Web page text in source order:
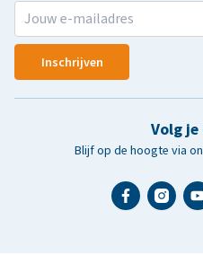
Inschrijven
Volg je
Blijf op de hoogte via